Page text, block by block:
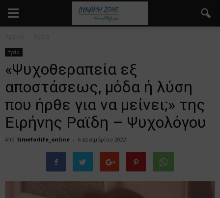
Υγεία
«Ψυχοθεραπεία εξ
αποστάσεως, μόδα ή λύση
που ήρθε για να μείνει;» της
Ειρήνης Ραϊδη – Ψυχολόγου
Από timeforlife_online - 6 Δεκεμβρίου 2022